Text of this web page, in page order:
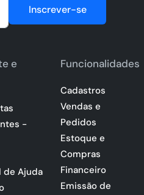
Inscrever-se
e
-
de Ajuda
Funcionalidades
Cadastros
Vendas e
Pedidos
Estoque e
Compras
Financeiro
Emissão de